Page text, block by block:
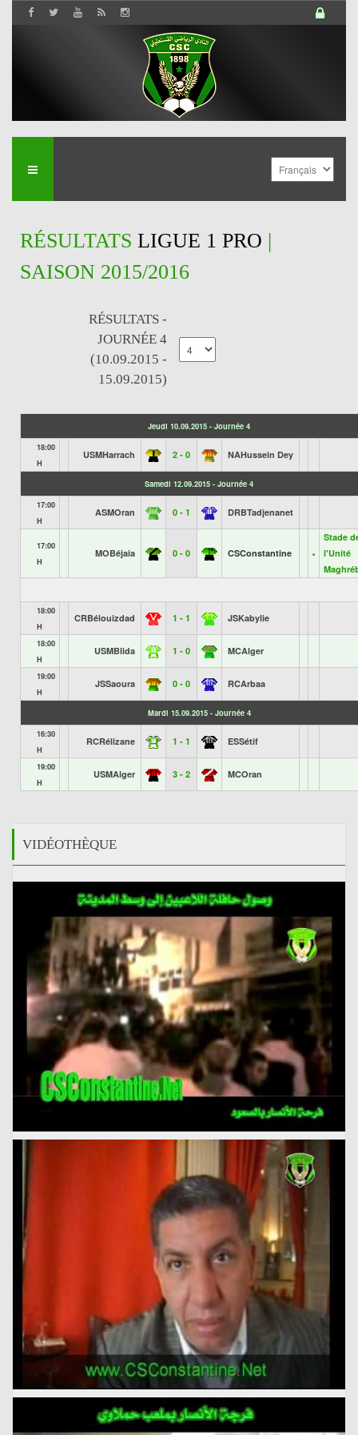
RÉSULTATS LIGUE 1 PRO |
SAISON 2015/2016
RÉSULTATS -
JOURNÉE 4
(10.09.2015 -
15.09.2015)
Jeudi 10.09.2015 - Journée 4
18:00
H
USMHarrach 2 - 0 NAHussein Dey
Samedi 12.09.2015 - Journée 4
17:00
H
ASMOran 0 - 1 DRBTadjenanet
17:00
H
MOBéjaia 0 - 0 CSConstantine
Stade
l'Unité
18:00
H
CRBélouizdad 1 - 1 JSKabylie
18:00
H
USMBlida 1 - 0 MCAlger
19:00
H
JSSaoura 0 - 0 RCArbaa
Mardi 15.09.2015 - Journée 4
16:30
H
RCRélizane 1 - 1 ESSétif
19:00
H
USMAlger 3 - 2 MCOran
VIDÉOTHÈQUE